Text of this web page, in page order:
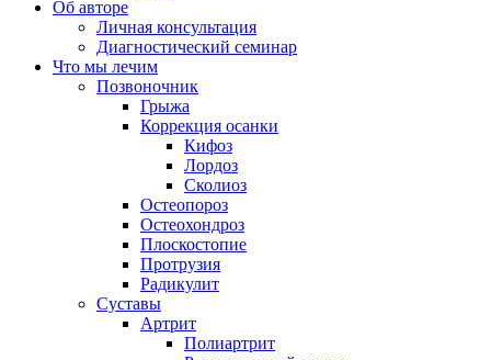
Об авторе
Личная консультация
Диагностический семинар
Что мы лечим
Позвоночник
Грыжа
Коррекция осанки
Кифоз
Лордоз
Сколиоз
Остеопороз
Остеохондроз
Плоскостопие
Протрузия
Радикулит
Суставы
Артрит
Полиартрит